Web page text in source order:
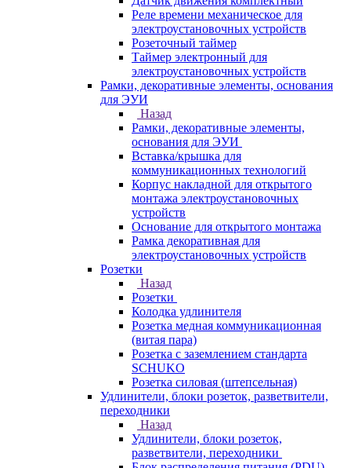
Реле времени механическое для
электроустановочных устройств
Розеточный таймер
Таймер электронный для
электроустановочных устройств
Рамки, декоративные элементы, основания
для ЭУИ
Назад
Рамки, декоративные элементы,
основания для ЭУИ
Вставка/крышка для
коммуникационных технологий
Корпус накладной для открытого
монтажа электроустановочных
устройств
Основание для открытого монтажа
Рамка декоративная для
электроустановочных устройств
Розетки
Назад
Розетки
Колодка удлинителя
Розетка медная коммуникационная
(витая пара)
Розетка с заземлением стандарта
SCHUKO
Розетка силовая (штепсельная)
Удлинители, блоки розеток, разветвители,
переходники
Назад
Удлинители, блоки розеток,
разветвители, переходники